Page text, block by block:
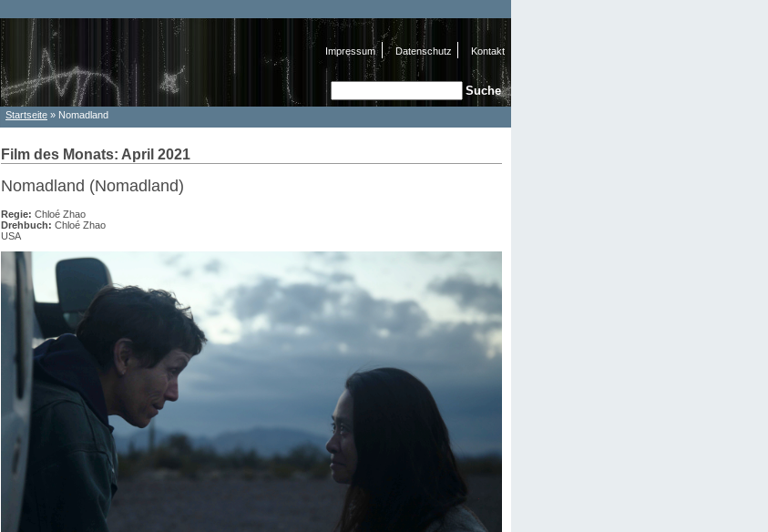
Impressum Datenschutz Kontakt
Suchformular
Sie sind hier
Startseite » Nomadland
Film des Monats: April 2021
Nomadland (Nomadland)
Regie: Chloé Zhao
Drehbuch: Chloé Zhao
USA